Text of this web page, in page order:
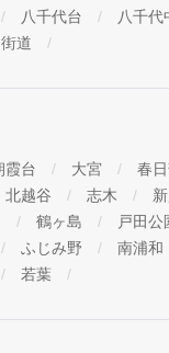
八千代台 八千代
道
霞台 大宮 春
北越谷 志木
鶴ヶ島 戸田公
ふじみ野 南浦和
若葉